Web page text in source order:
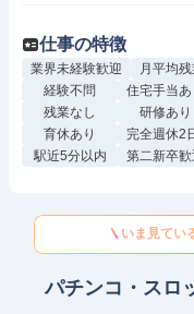
仕事の特徴
業界未経験歓迎 月平均
経験不問
住宅手当あ
残業なし
研修あり
育休あり
完全週休2
駅近5分以内
第二新卒歓
いま見てい
パチンコ・スロ